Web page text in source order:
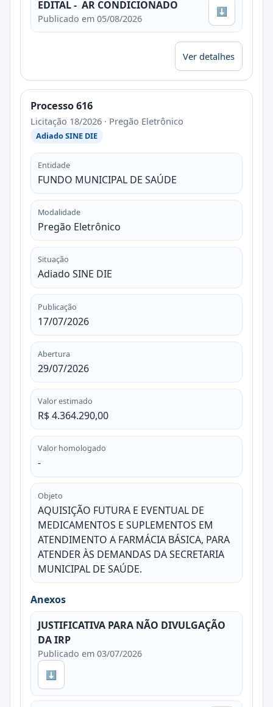
EDITAL - AR CONDICIONADO
Publicado em 05/08/2026
⬇
Ver detalhes
Processo 616
Licitação 18/2026 · Pregão Eletrônico
Adiado SINE DIE
Entidade
FUNDO MUNICIPAL DE SAÚDE
Modalidade
Pregão Eletrônico
Situação
Adiado SINE DIE
Publicação
17/07/2026
Abertura
29/07/2026
Valor estimado
R$ 4.364.290,00
Valor homologado
-
Objeto
AQUISIÇÃO FUTURA E EVENTUAL DE
MEDICAMENTOS E SUPLEMENTOS EM
ATENDIMENTO A FARMÁCIA BÁSICA, PARA
ATENDER ÀS DEMANDAS DA SECRETARIA
MUNICIPAL DE SAÚDE.
Anexos
JUSTIFICATIVA PARA NÃO DIVULGAÇÃO
DA IRP
Publicado em 03/07/2026
⬇